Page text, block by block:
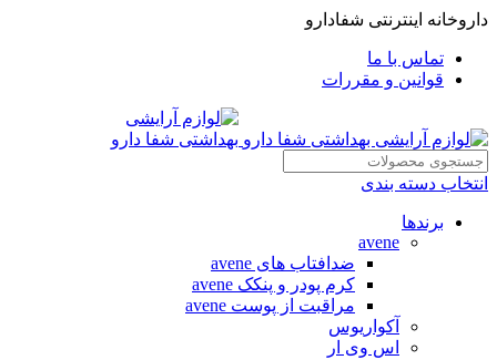
داروخانه اینترنتی شفادارو
تماس با ما
قوانین و مقررات
انتخاب دسته بندی
برندها
avene
ضدافتاب های avene
کرم پودر و پنکک avene
مراقبت از پوست avene
آکواریوس
اس وی ار